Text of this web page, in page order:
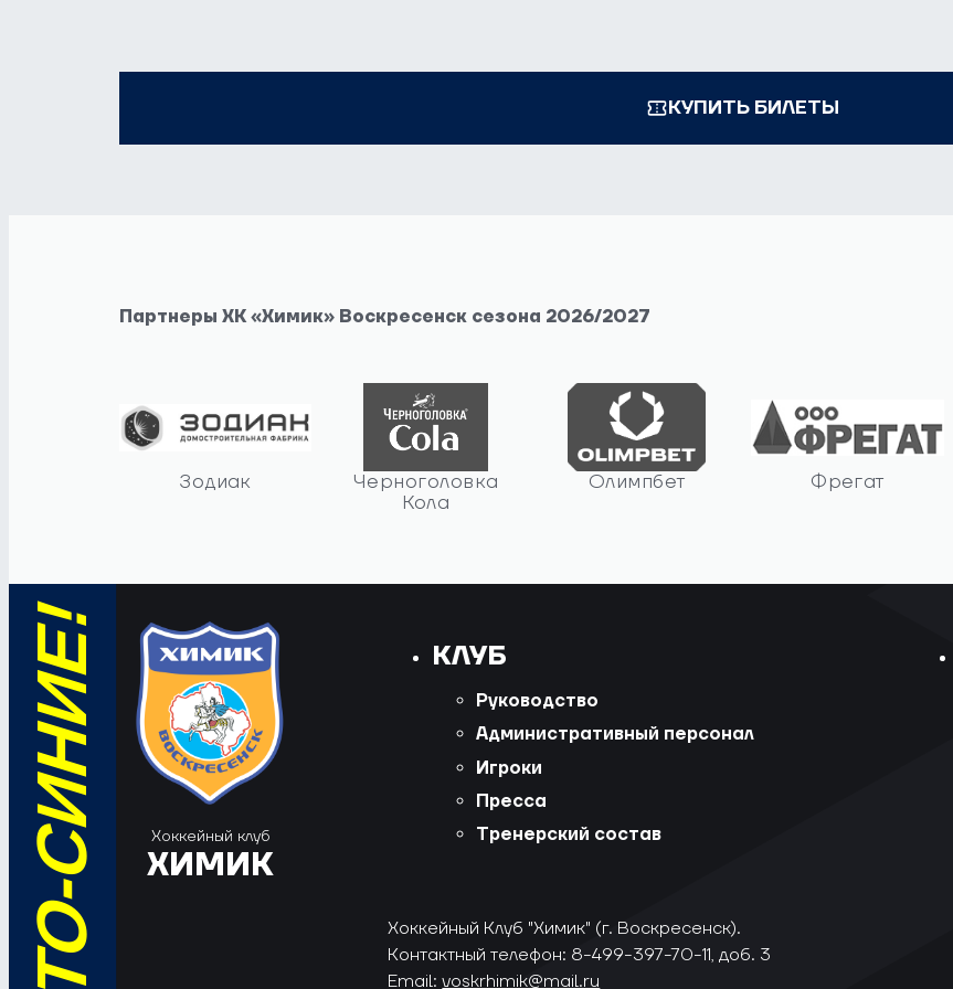
КУПИТЬ БИЛЕТЫ
Партнеры ХК «Химик» Воскресенск сезона 2026/2027
Зодиак
Черноголовка
Кола
Олимпбет Фрегат
Хоккейный клуб
ХИМИК
КЛУБ
Руководство
Административный персонал
Игроки
Пресса
Тренерский состав
Хоккейный Клуб "Химик" (г. Воскресенск).
Контактный телефон: 8-499-397-70-11, доб. 3
Email:voskrhimik@mail.ru